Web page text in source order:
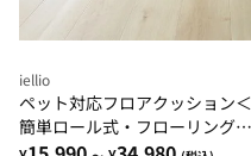
iellio
ペット対応フロアクッション＜
簡単ロール式・フローリング
調・防水・はっ水・抗菌・防カ